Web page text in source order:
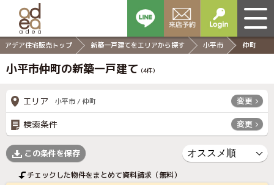
アデア住宅販売トップ 新築一戸建てをエリアから探す 小平市 仲町
小平市仲町の新築一戸建て (4件)
エリア 小平市 / 仲町 変更
検索条件 変更
この条件を保存
チェックした物件をまとめて資料請求（無料）